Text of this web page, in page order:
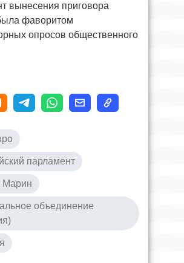
вынесения приговора
фаворитом
опросов общественного
парламент
Марин
объединение